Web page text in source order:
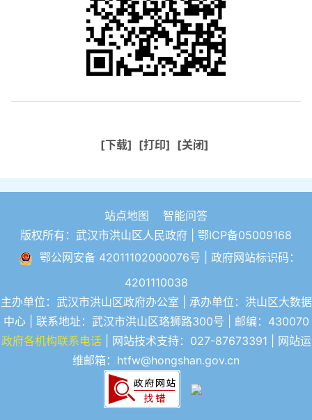
[下载] [打印] [关闭]
站点地图
智能问答
版权所有：武汉市洪山区人民政府 | 鄂ICP备05009168
鄂公网安备 42011102000076号 | 政府网站标识码：
4201110038
主办单位：武汉市洪山区政府办公室 | 承办单位：洪山区大数据
中心 | 联系地址：武汉市洪山区珞狮路300号 | 邮编：430070
政府各机构联系电话| 网站技术支持：027-87673391 | 网站运
维邮箱：htfw@hongshan.gov.cn